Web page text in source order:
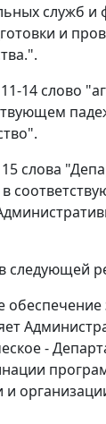
служб и
и
14 слово
слова
следующей
-
и